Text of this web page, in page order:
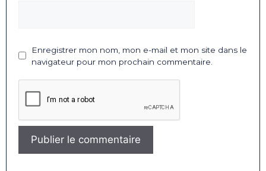
Enregistrer mon nom, mon e-mail et mon site dans le
navigateur pour mon prochain commentaire.